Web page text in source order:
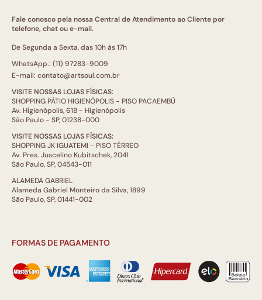
Fale conosco pela nossa Central de Atendimento ao Cliente por
telefone, chat ou e-mail.
De Segunda a Sexta, das 10h às 17h
WhatsApp.: (11) 97283-9009
E-mail: contato@artsoul.com.br
VISITE NOSSAS LOJAS FÍSICAS:
SHOPPING PÁTIO HIGIENÓPOLIS - PISO PACAEMBÚ
Av. Higienópolis, 618 - Higienópolis
São Paulo - SP, 01238-000
VISITE NOSSAS LOJAS FÍSICAS:
SHOPPING JK IGUATEMI - PISO TÉRREO
Av. Pres. Juscelino Kubitschek, 2041
São Paulo, SP, 04543-011
ALAMEDA GABRIEL
Alameda Gabriel Monteiro da Silva, 1899
São Paulo, SP, 01441-002
FORMAS DE PAGAMENTO